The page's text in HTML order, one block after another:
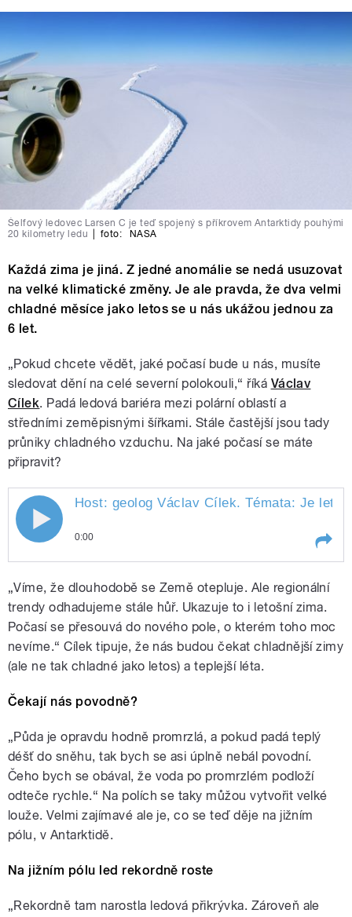
Šelfový ledovec Larsen C je teď spojený s příkrovem Antarktidy pouhými
20 kilometry ledu
foto: NASA
Každá zima je jiná. Z jedné anomálie se nedá usuzovat
na velké klimatické změny. Je ale pravda, že dva velmi
chladné měsíce jako letos se u nás ukážou jednou za
6 let.
„Pokud chcete vědět, jaké počasí bude u nás, musíte
sledovat dění na celé severní polokouli,“ říká Václav
Cílek. Padá ledová bariéra mezi polární oblastí a
středními zeměpisnými šířkami. Stále častější jsou tady
průniky chladného vzduchu. Na jaké počasí se máte
připravit?
pause
Host: geolog Václav Cílek. Témata: Je
0:00
Témata: Je letošní chladná zima
začátkem globálního oteplování?
Nový zákon o ochraně přírody
národních parků a akce
senátorů? Co za suroviny vlastně
Česko má a budeme je těžit?
„Víme, že dlouhodobě se Země otepluje. Ale regionální
trendy odhadujeme stále hůř. Ukazuje to i letošní zima.
Počasí se přesouvá do nového pole, o kterém toho moc
nevíme.“ Cílek tipuje, že nás budou čekat chladnější zimy
(ale ne tak chladné jako letos) a teplejší léta.
Čekají nás povodně?
„Půda je opravdu hodně promrzlá, a pokud padá teplý
déšť do sněhu, tak bych se asi úplně nebál povodní.
Čeho bych se obával, že voda po promrzlém podloží
odteče rychle.“ Na polích se taky můžou vytvořit velké
louže. Velmi zajímavé ale je, co se teď děje na jižním
pólu, v Antarktidě.
Na jižním pólu led rekordně roste
„Rekordně tam narostla ledová přikrývka. Zároveň ale